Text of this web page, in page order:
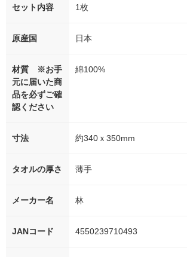
セット内容 1枚
原産国 日本
材質 ※お手
元に届いた商
品を必ずご確
認ください
綿100%
寸法 約340ｘ350mm
タオルの厚さ 薄手
メーカー名 林
JANコード 4550239710493